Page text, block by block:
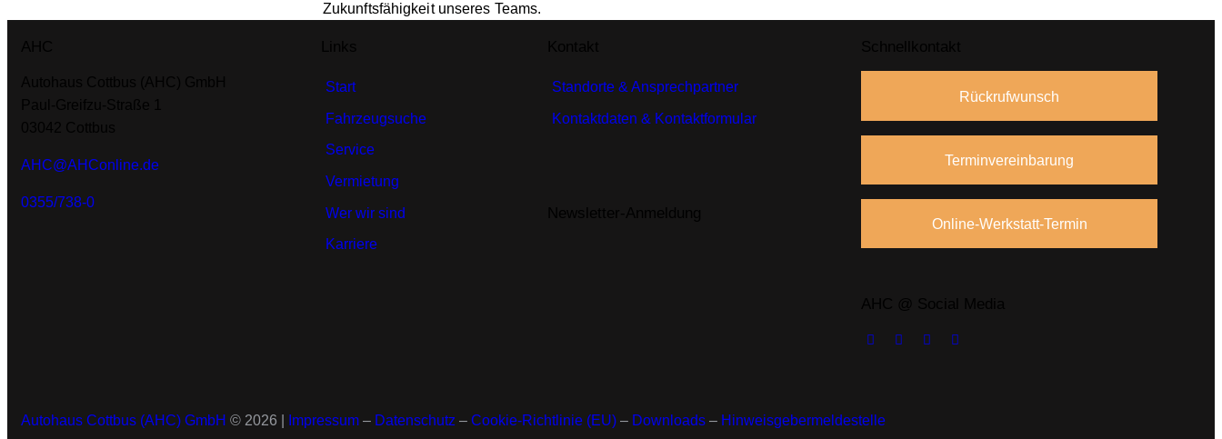
Zukunftsfähigkeit unseres Teams.
AHC@AHConline.de
0355/738-0
Start
Fahrzeugsuche
Service
Vermietung
Wer wir sind
Karriere
Standorte & Ansprechpartner
Kontaktdaten & Kontaktformular
Rückrufwunsch
Terminvereinbarung
Online-Werkstatt-Termin
Autohaus Cottbus (AHC) GmbH © 2026 | Impressum – Datenschutz – Cookie-Richtlinie (EU) – Downloads – Hinweisgebermeldestelle